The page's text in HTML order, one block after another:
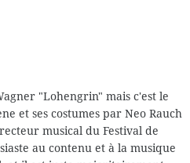
"Lohengrin" mais c'est le
et ses costumes par Neo Rauch
musical du Festival de
au contenu et à la musique